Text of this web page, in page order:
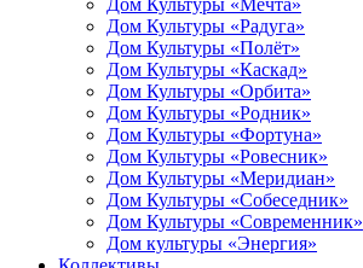
Дом Культуры «Мечта»
Дом Культуры «Радуга»
Дом Культуры «Полёт»
Дом Культуры «Каскад»
Дом Культуры «Орбита»
Дом Культуры «Родник»
Дом Культуры «Фортуна»
Дом Культуры «Ровесник»
Дом Культуры «Меридиан»
Дом Культуры «Собеседник»
Дом Культуры «Современник»
Дом культуры «Энергия»